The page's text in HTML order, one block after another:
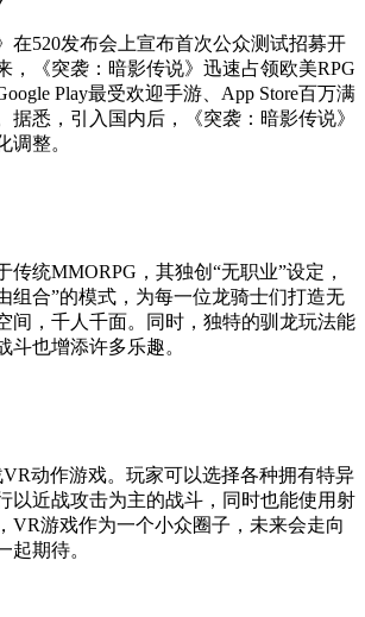
在520发布会上宣布首次公众测试招募开
，《突袭：暗影传说》迅速占领欧美RPG
Play最受欢迎手游、App Store百万满
据悉，引入国内后，《突袭：暗影传说》
调整。
传统MMORPG，其独创“无职业”设定，
组合”的模式，为每一位龙骑士们打造无
间，千人千面。同时，独特的驯龙玩法能
斗也增添许多乐趣。
动作游戏。玩家可以选择各种拥有特异
以近战攻击为主的战斗，同时也能使用射
VR游戏作为一个小众圈子，未来会走向
起期待。